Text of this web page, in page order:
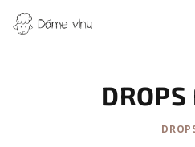
na
obsah